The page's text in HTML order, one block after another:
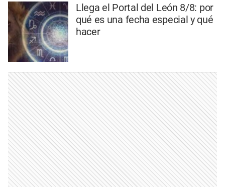
Llega el Portal del León 8/8: por
qué es una fecha especial y qué
hacer